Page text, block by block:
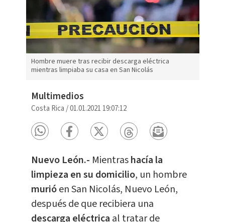
Hombre muere tras recibir descarga eléctrica
mientras limpiaba su casa en San Nicolás
Multimedios
Costa Rica /01.01.2021 19:07:12
Nuevo León.- Mientrashacía la
limpieza en su domicilio, un hombre
murióen San Nicolás, Nuevo León,
después de que recibiera una
descarga eléctrica al tratar de